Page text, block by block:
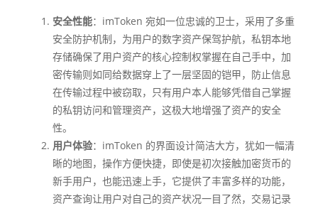
安全性能：imToken 宛如一位忠诚的卫士，采用了多重
安全防护机制，为用户的数字资产保驾护航，私钥本地
存储确保了用户资产的核心控制权掌握在自己手中，加
密传输则如同给数据穿上了一层坚固的铠甲，防止信息
在传输过程中被窃取，只有用户本人能够凭借自己掌握
的私钥访问和管理资产，这极大地增强了资产的安全
性。
用户体验：imToken 的界面设计简洁大方，犹如一幅清
晰的地图，操作方便快捷，即使是初次接触加密货币的
新手用户，也能迅速上手，它提供了丰富多样的功能，
资产查询让用户对自己的资产状况一目了然，交易记录